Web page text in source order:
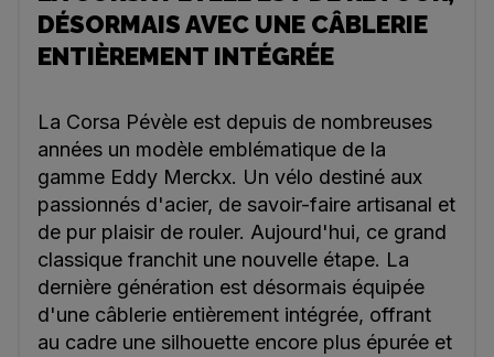
DÉSORMAIS AVEC UNE CÂBLERIE
ENTIÈREMENT INTÉGRÉE
La Corsa Pévèle est depuis de nombreuses
années un modèle emblématique de la
gamme Eddy Merckx. Un vélo destiné aux
passionnés d'acier, de savoir-faire artisanal et
de pur plaisir de rouler. Aujourd'hui, ce grand
classique franchit une nouvelle étape. La
dernière génération est désormais équipée
d'une câblerie entièrement intégrée, offrant
au cadre une silhouette encore plus épurée et